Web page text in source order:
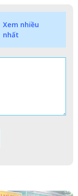
Xem nhiều
nhất